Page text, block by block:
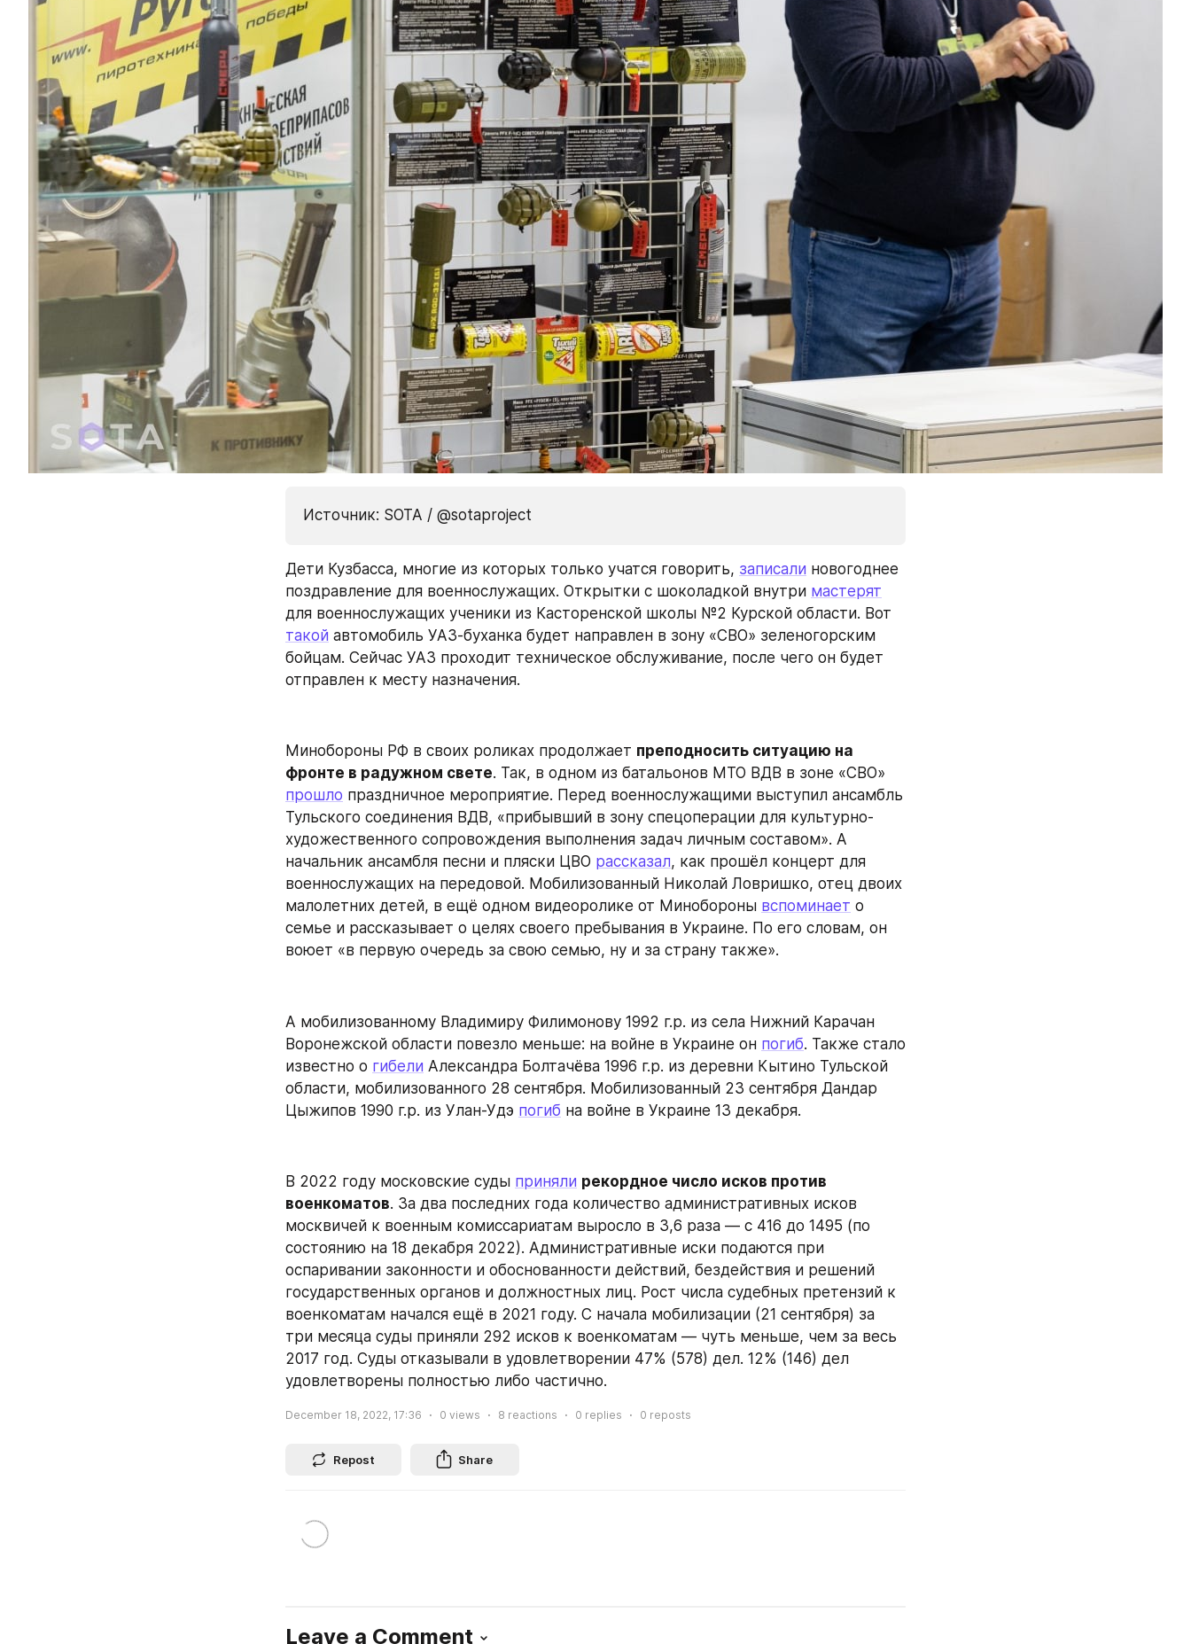
Источник: SOTA / @sotaproject
Дети Кузбасса, многие из которых только учатся говорить, записали новогоднее
поздравление для военнослужащих. Открытки с шоколадкой внутри мастерят
такой автомобиль УАЗ-буханка будет направлен в зону «СВО» зеленогорским
бойцам. Сейчас УАЗ проходит техническое обслуживание, после чего он будет
отправлен к месту назначения.
Минобороны РФ в своих роликах продолжает преподносить ситуацию на
фронте в радужном свете
прошло праздничное мероприятие. Перед военнослужащими выступил ансамбль
Тульского соединения ВДВ, «прибывший в зону спецоперации для культурно-
художественного сопровождения выполнения задач личным составом». А
начальник ансамбля песни и пляски ЦВО рассказал, как прошёл концерт для
военнослужащих на передовой. Мобилизованный Николай Ловришко, отец двоих
малолетних детей, в ещё одном видеоролике от Минобороны вспоминает о
семье и рассказывает о целях своего пребывания в Украине. По его словам, он
воюет «в первую очередь за свою семью, ну и за страну также».
А мобилизованному Владимиру Филимонову 1992 г.р. из села Нижний Карачан
Воронежской области повезло меньше: на войне в Украине он погиб. Также стало
известно о гибели Александра Болтачёва 1996 г.р. из деревни Кытино Тульской
области, мобилизованного 28 сентября. Мобилизованный 23 сентября Дандар
Цыжипов 1990 г.р. из Улан-Удэ погиб на войне в Украине 13 декабря.
В 2022 году московские суды приняли рекордное число исков против
военкоматов. За два последних года количество административных исков
москвичей к военным комиссариатам выросло в 3,6 раза — с 416 до 1495 (по
состоянию на 18 декабря 2022). Административные иски подаются при
оспаривании законности и обоснованности действий, бездействия и решений
государственных органов и должностных лиц. Рост числа судебных претензий к
военкоматам начался ещё в 2021 году. С начала мобилизации (21 сентября) за
три месяца суды приняли 292 исков к военкоматам — чуть меньше, чем за весь
2017 год. Суды отказывали в удовлетворении 47% (578) дел. 12% (146) дел
удовлетворены полностью либо частично.
December 18, 2022, 17:36 0 views 8 reactions 0 replies 0 reposts
Repost Share
Leave a Comment